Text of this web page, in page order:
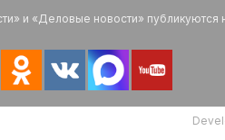
и «Деловые новости» публикуются